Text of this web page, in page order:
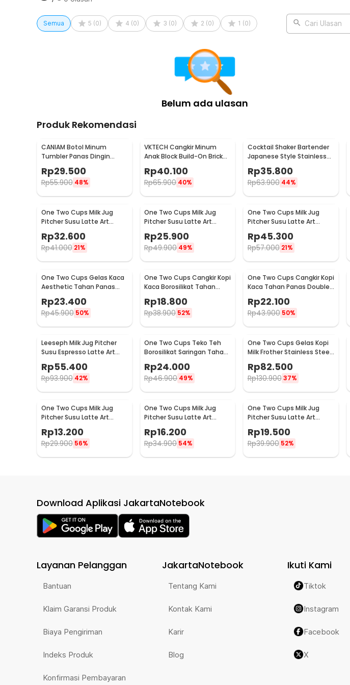
Semua 5 (0) 4 (0) 3 (0) 2 (0) 1 (0) Cari Ulasan
Belum ada ulasan
Produk Rekomendasi
CANIAM Botol Minum
Tumbler Panas Dingin
400ml
Rp29.500
Rp55.900 48%
VKTECH Cangkir Minum
Anak Block Build-On Brick
Rp40.100
Rp65.900 40%
Cocktail Shaker Bartender
Japanese Style Stainless
Steel 200ml
Rp35.800
Rp63.900 44%
One Two Cups Milk Jug
Pitcher Susu Latte Art
Espresso Stainless Steel
350ml - J068
Rp32.600
Rp41.000 21%
One Two Cups Milk Jug
Pitcher Susu Latte Art
150ml - J068
Rp25.900
Rp49.900 49%
One Two Cups Milk Jug
Pitcher Susu Latte Art
Espresso Stainless Steel
600ml - J068
Rp45.300
Rp57.000 21%
One Two Cups Gelas Kaca
Aesthetic Tahan Panas
Double Wall Glass 433ml -
PLY1704
Rp23.400
Rp45.900 50%
One Two Cups Cangkir Kopi
Kaca Borosilikat Tahan
Panas Double Wall Cup
160ml
Rp18.800
Rp38.900 52%
One Two Cups Cangkir Kopi
Kaca Tahan Panas Double
Rp22.100
Rp43.900 50%
Leeseph Milk Jug Pitcher
Susu Espresso Latte Art
2016
Rp55.400
Rp93.900 42%
One Two Cups Teko Teh
Borosilikat Saringan Tahan
757
Rp24.000
Rp46.900 49%
One Two Cups Gelas Kopi
Milk Frother Stainless Steel
400ml - WZ0011
Rp82.500
Rp130.900 37%
One Two Cups Milk Jug
Pitcher Susu Latte Art
Espresso Stainless Steel
1.5oz - S06HG
Rp13.200
Rp29.900 56%
One Two Cups Milk Jug
Pitcher Susu Latte Art
Espresso Stainless Steel
3oz - S06HG
Rp16.200
Rp34.900 54%
One Two Cups Milk Jug
Pitcher Susu Latte Art
5oz - S06HG
Rp19.500
Rp39.900 52%
Download Aplikasi JakartaNotebook
Layanan Pelanggan
Bantuan
Klaim Garansi Produk
Biaya Pengiriman
Indeks Produk
Konfirmasi Pembayaran
JakartaNotebook
Tentang Kami
Kontak Kami
Karir
Blog
Ikuti Kami
Tiktok
Instagram
Facebook
X